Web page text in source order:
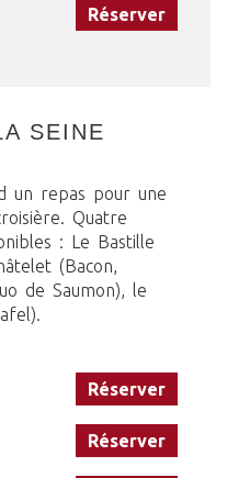
Réserver
SEINE
un repas pour une
Quatre
: Le Bastille
(Bacon,
de Saumon), le
Réserver
Réserver